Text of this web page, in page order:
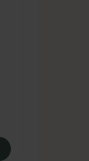
149.25
Retinyl